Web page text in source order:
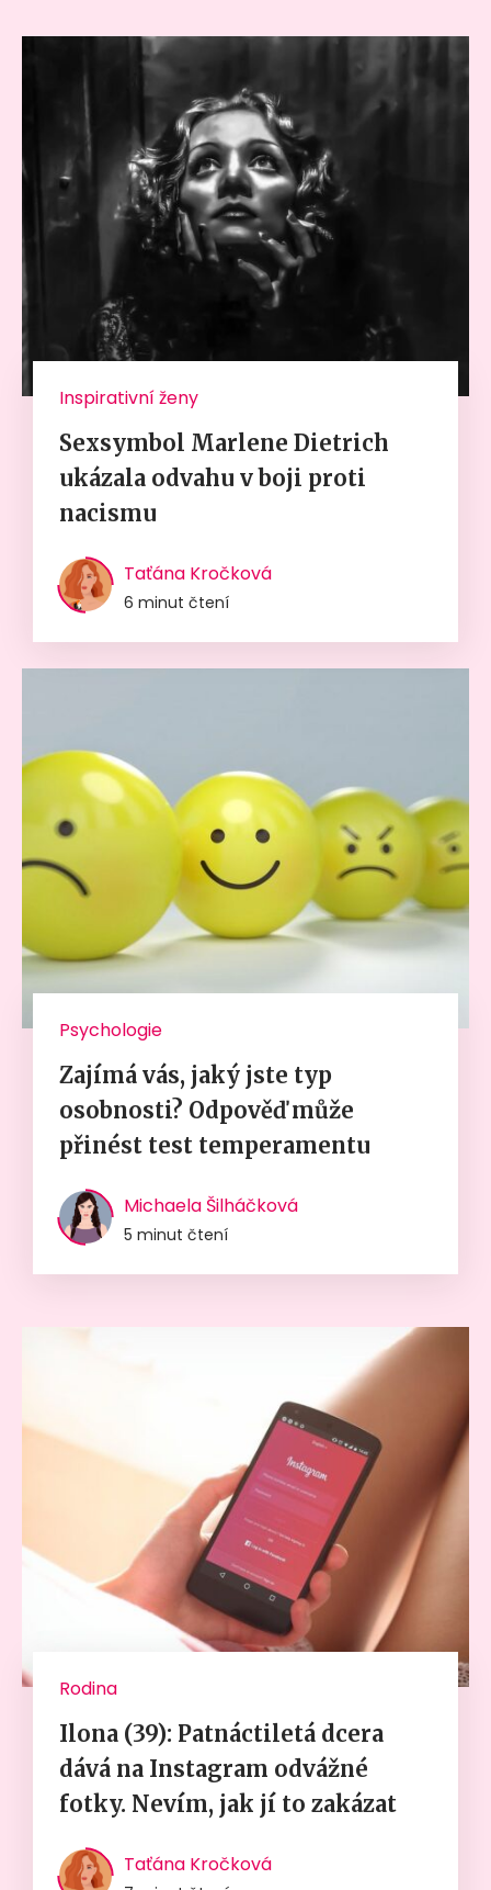
Inspirativní ženy
Sexsymbol Marlene Dietrich
ukázala odvahu v boji proti
nacismu
Taťána Kročková
6 minut čtení
Psychologie
Zajímá vás, jaký jste typ
osobnosti? Odpověď může
přinést test temperamentu
Michaela Šilháčková
5 minut čtení
Rodina
Ilona (39): Patnáctiletá dcera
dává na Instagram odvážné
fotky. Nevím, jak jí to zakázat
Taťána Kročková